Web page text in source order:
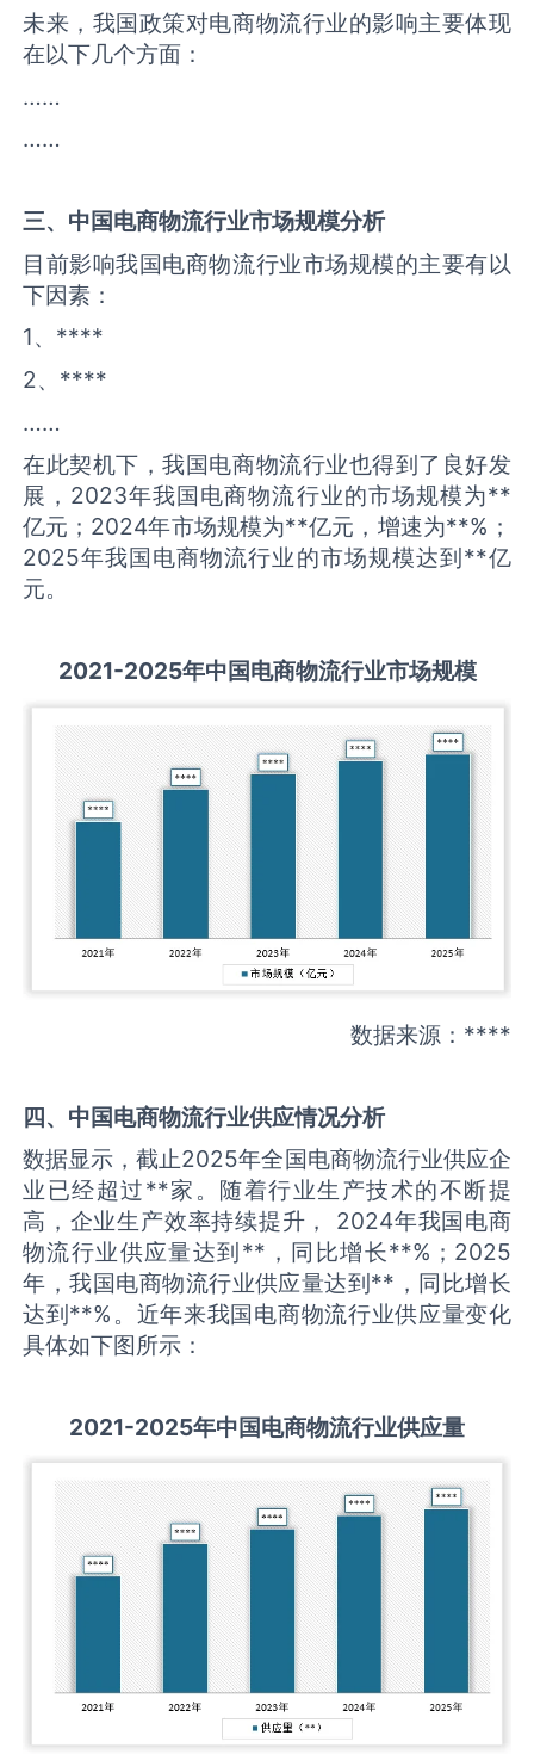
未来，我国政策对电商物流行业的影响主要体现
在以下几个方面：
……
……
三、中国电商物流行业市场规模分析
目前影响我国电商物流行业市场规模的主要有以
下因素：
1、****
2、****
……
在此契机下，我国电商物流行业也得到了良好发
展，2023年我国电商物流行业的市场规模为**
亿元；2024年市场规模为**亿元，增速为**%；
2025年我国电商物流行业的市场规模达到**亿
元。
2021-2025年中国电商物流行业市场规模
数据来源：****
四、中国电商物流行业供应情况分析
数据显示，截止2025年全国电商物流行业供应企
业已经超过**家。随着行业生产技术的不断提
高，企业生产效率持续提升， 2024年我国电商
物流行业供应量达到**，同比增长**%；2025
年，我国电商物流行业供应量达到**，同比增长
达到**%。近年来我国电商物流行业供应量变化
具体如下图所示：
2021-2025年中国电商物流行业供应量